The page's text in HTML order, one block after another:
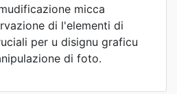
micca
di l'elementi di
per u disignu graficu
di foto.